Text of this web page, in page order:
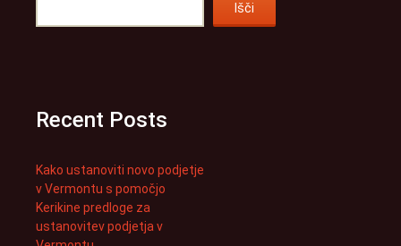
Išči
Recent Posts
Kako ustanoviti novo podjetje
v Vermontu s pomočjo
Kerikine predloge za
ustanovitev podjetja v